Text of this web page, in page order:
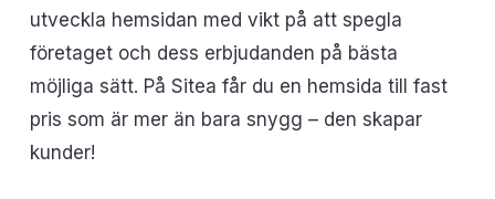
utveckla hemsidan med vikt på att spegla
företaget och dess erbjudanden på bästa
möjliga sätt. På Sitea får du en hemsida till fast
pris som är mer än bara snygg – den skapar
kunder!